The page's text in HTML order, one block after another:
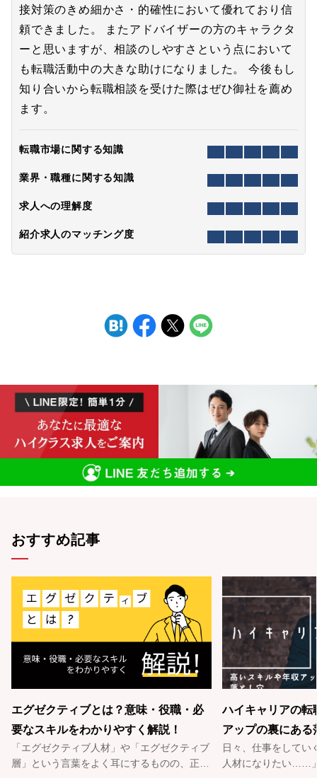
接対策のきめ細かさ・的確性において優れており信
頼できました。 またアドバイザーの方のキャラクタ
ーと思いますが、相談のしやすさという点において
も転職活動中の大きな助けになりました。 今後もし
知り合いから転職相談を受けた際はぜひ御社を薦め
ます。
転職市場に関する知識
業界・職種に関する知識
求人への理解度
紹介求人のマッチング度
おすすめ記事
エグゼクティブとは？意味・役職・必
要なスキルをわかりやすく解説！
「エグゼクティブ人材」や「エグゼクティブ
層」という言葉をよく耳にするものの、正確
ハイキャリアの
アップの裏にある
日々、仕事をしてい
人材になりたい……